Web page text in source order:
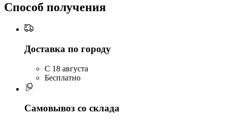
Способ получения
Доставка по городу
C 18 августа
Бесплатно
Самовывоз со склада